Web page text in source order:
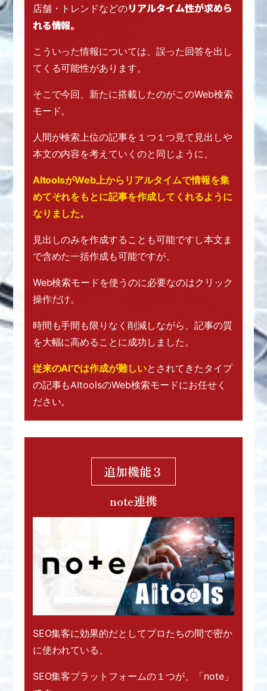
店舗・トレンドなどのリアルタイム性が求めら
れる情報。
こういった情報については、誤った回答を出し
てくる可能性があります。
そこで今回、新たに搭載したのがこのWeb検索
モード。
人間が検索上位の記事を１つ１つ見て 見出しや
本文の内容を考えていくのと同じように、
AItoolsがWeb上からリアルタイムで情報を集
めてそれをもとに記事を作成してくれるように
なりました。
見出しのみを作成することも可能ですし本文ま
で含めた一括作成も可能ですが、
Web検索モードを使うのに必要なのはクリック
操作だけ。
時間も手間も限りなく削減しながら、記事の質
を大幅に高めることに成功しました。
従来のAIでは作成が難しいとされてきたタイプ
の記事もAItoolsのWeb検索モードにお任せく
ださい。
追加機能３
note連携
SEO集客に効果的だとしてプロたちの間で密か
に使われている、
SEO集客プラットフォームの１つが、
「note」